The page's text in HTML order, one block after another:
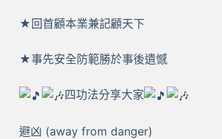
★回首顧本業兼記顧天下
★事先安全防範勝於事後遺憾
四功法分享大家
避凶 (away from danger)